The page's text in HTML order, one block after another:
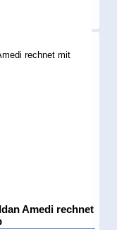
Amedi rechnet